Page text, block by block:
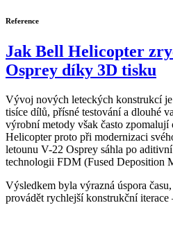
Reference
Jak Bell Helicopter
Osprey díky 3D tisku
Vývoj nových leteckých konstrukcí
tisíce dílů, přísné testování a dlouhé
výrobní metody však často zpomalují
Helicopter proto při modernizaci
letounu V-22 Osprey sáhla po
technologii FDM (Fused Deposition
Výsledkem byla výrazná úspora
provádět rychlejší konstrukční